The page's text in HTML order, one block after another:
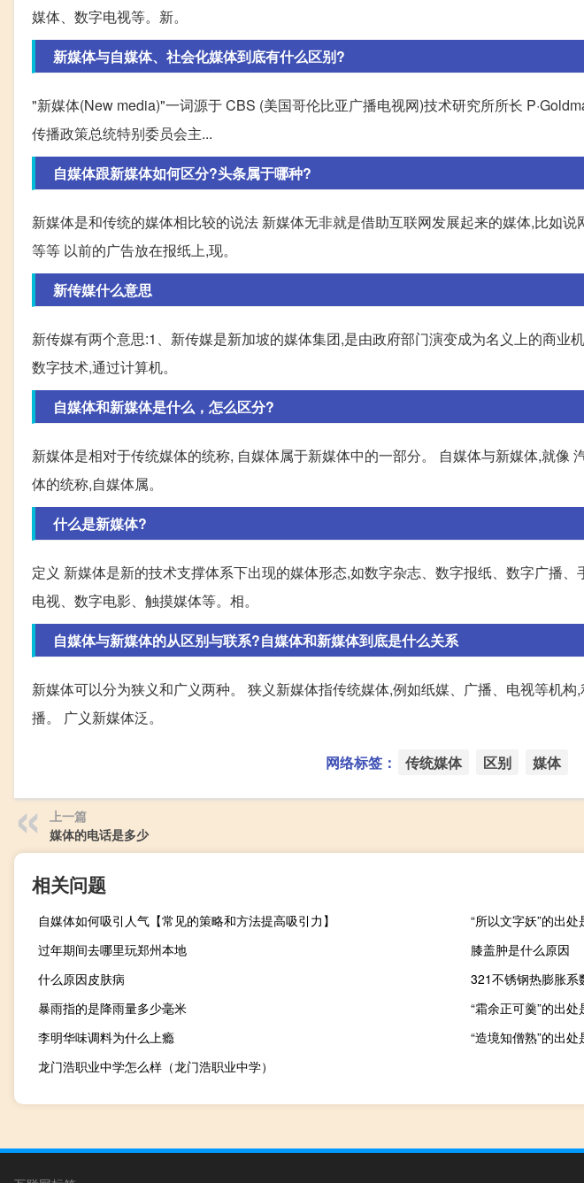
媒体、数字电视等。新。
新媒体与自媒体、社会化媒体到底有什么区别?
"新媒体(New media)"一词源于 CBS (美国哥伦比亚广播电视网)技术研究所所长
传播政策总统特别委员会主...
自媒体跟新媒体如何区分?头条属于哪种?
新媒体是和传统的媒体相比较的说法 新媒体无非就是借助互联网发展起来的媒体,比如
等等 以前的广告放在报纸上,现。
新传媒什么意思
新传媒有两个意思:1、新传媒是新加坡的媒体集团,是由政府部门演变成为名义上的商业
数字技术,通过计算机。
自媒体和新媒体是什么，怎么区分?
新媒体是相对于传统媒体的统称, 自媒体属于新媒体中的一部分。 自媒体与新媒体,就像
体的统称,自媒体属。
什么是新媒体?
定义 新媒体是新的技术支撑体系下出现的媒体形态,如数字杂志、数字报纸、数字广播
电视、数字电影、触摸媒体等。相。
自媒体与新媒体的从区别与联系?自媒体和新媒体到底是什么关系
新媒体可以分为狭义和广义两种。 狭义新媒体指传统媒体,例如纸媒、广播、电视等机
播。 广义新媒体泛。
网络标签： 传统媒体 区别 媒体
上一篇
媒体的电话是多少
相关问题
自媒体如何吸引人气【常见的策略和方法提高吸引力】
“所以文字妖”的出处
过年期间去哪里玩郑州本地
膝盖肿是什么原因
什么原因皮肤病
321不锈钢热膨胀系
暴雨指的是降雨量多少毫米
“霜余正可羹”的出处
李明华味调料为什么上瘾
“造境知僧熟”的出处
龙门浩职业中学怎么样（龙门浩职业中学）